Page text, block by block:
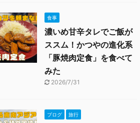
食事
濃いめ甘辛タレでご飯が
ススム！かつやの進化系
「豚焼肉定食」を食べて
みた
2026/7/31
ブログ 旅行